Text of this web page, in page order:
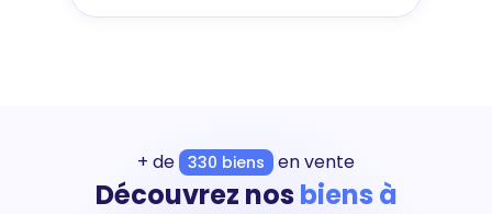
+ de 330 biens en vente
Découvrez nosbiens à